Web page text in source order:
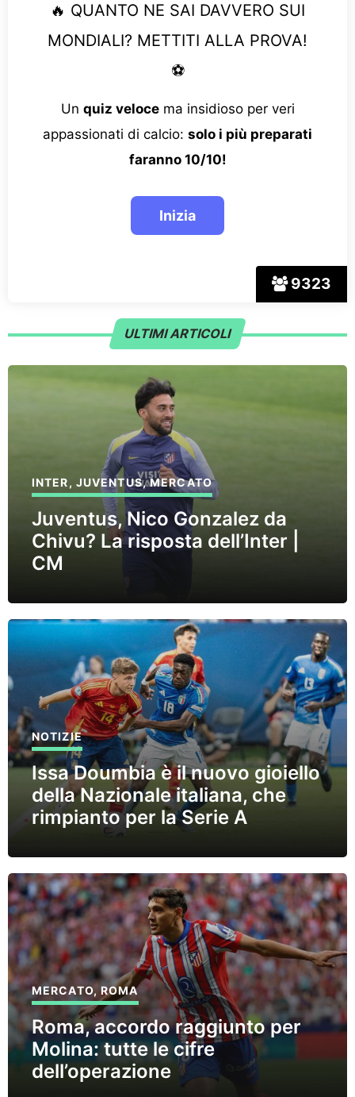
9323
🔥 QUANTO NE SAI DAVVERO SUI
MONDIALI? METTITI ALLA PROVA!
⚽
Un quiz velocema insidioso per veri
appassionati di calcio: solo i più preparati
faranno 10/10!
ULTIMI ARTICOLI
INTER, JUVENTUS,MERCATO
Juventus, Nico Gonzalez da
Chivu? La risposta dell’Inter |
CM
NOTIZIE
Issa Doumbia è il nuovo gioiello
della Nazionale italiana, che
rimpianto per la Serie A
MERCATO,ROMA
Roma, accordo raggiunto per
Molina: tutte le cifre
dell’operazione